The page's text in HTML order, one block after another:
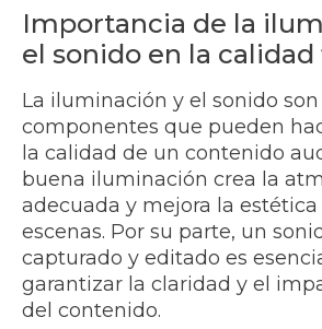
Importancia de la
el sonido en la calidad
La iluminación y el sonido son
componentes que pueden
la calidad de un contenido
buena iluminación crea la
adecuada y mejora la estética
escenas. Por su parte, un
capturado y editado es
garantizar la claridad y el
del contenido.